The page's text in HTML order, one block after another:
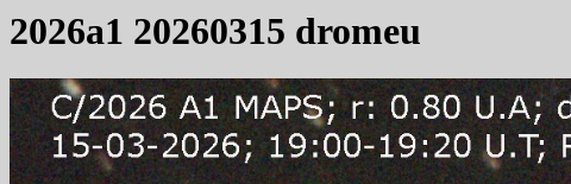
2026a1 20260315 dromeu